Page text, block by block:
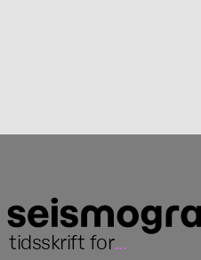
tidsskrift for...